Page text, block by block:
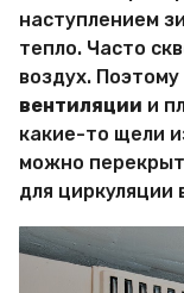
наступлением
тепло. Часто
воздух.
вентиляции и
какие-то щели
можно
для циркуляции